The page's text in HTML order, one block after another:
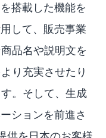
搭載した機能を
して、販売事業
品名や説明文を
り充実させたり
。そして、生成
ションを前進さ